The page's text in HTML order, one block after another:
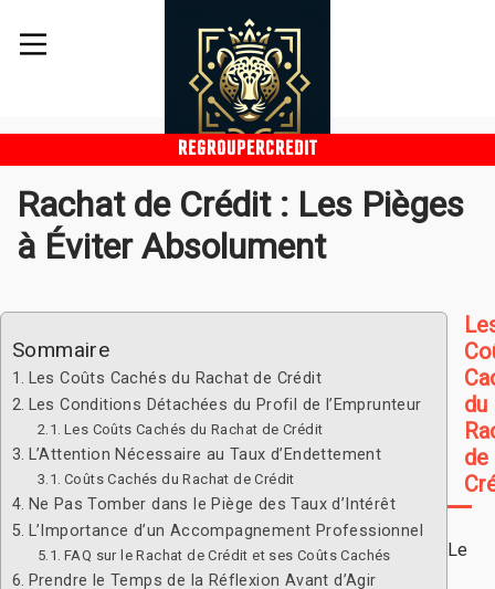
REGROUPERCREDIT
Rachat de Crédit : Les Pièges
à Éviter Absolument
Sommaire
Les Coûts Cachés du Rachat de Crédit
Les Conditions Détachées du Profil de l’Emprunteur
Les Coûts Cachés du Rachat de Crédit
L’Attention Nécessaire au Taux d’Endettement
Coûts Cachés du Rachat de Crédit
Ne Pas Tomber dans le Piège des Taux d’Intérêt
L’Importance d’un Accompagnement Professionnel
FAQ sur le Rachat de Crédit et ses Coûts Cachés
Prendre le Temps de la Réflexion Avant d’Agir
du
de
Le